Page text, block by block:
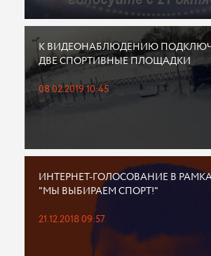
К ВИДЕОНАБЛЮДЕНИЮ
ДВЕ СПОРТИВНЫЕ ПЛОЩАДКИ
08.02.2019 10:45
ИНТЕРНЕТ-ГОЛОСОВАНИЕ В
"МЫ ВЫБИРАЕМ СПОРТ!"
21.12.2018 09:57